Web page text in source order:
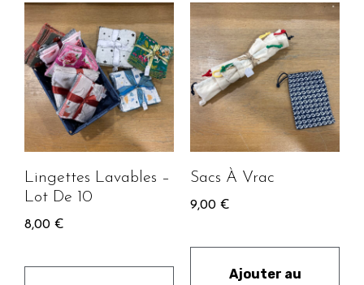
Lingettes Lavables –
Lot De 10
8,00 €
Sacs À Vrac
9,00 €
Ajouter au